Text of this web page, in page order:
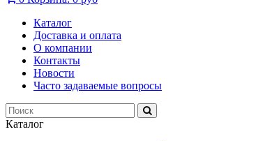
Каталог
Доставка и оплата
О компании
Контакты
Новости
Часто задаваемые вопросы
Каталог